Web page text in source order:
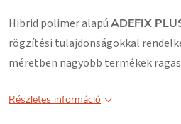
Hibrid polimer alapúADEFIX
rögzítési tulajdonságokkal
méretben nagyobb termékek
Részletes információ